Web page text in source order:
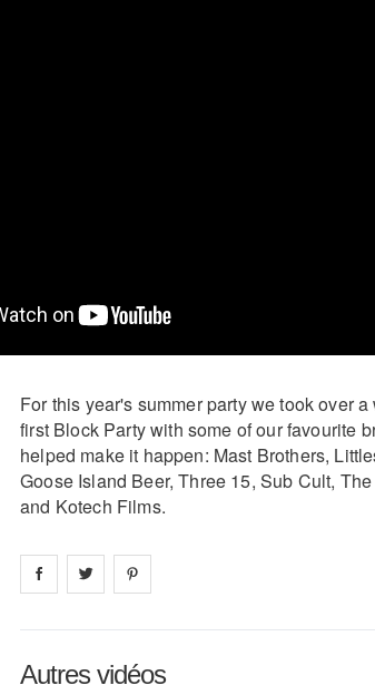
For this year's summer party we took over
first Block Party with some of our favourite
helped make it happen: Mast Brothers,
Goose Island Beer, Three 15, Sub Cult,
and Kotech Films.
Share on facebook
Share on
Autres vidéos